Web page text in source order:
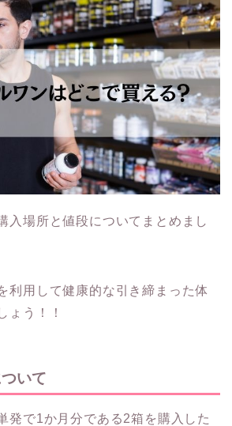
入場所と値段についてまとめまし
利用して健康的な引き締まった体
ょう！！
いて
発で1か月分である2箱を購入した